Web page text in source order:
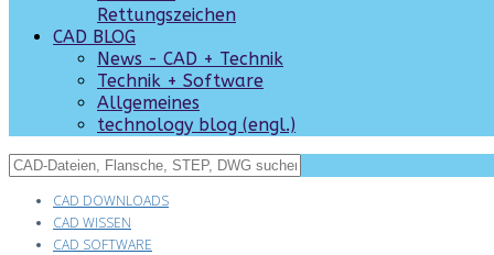
Rettungszeichen
CAD BLOG
News - CAD + Technik
Technik + Software
Allgemeines
technology blog (engl.)
CAD DOWNLOADS
CAD WISSEN
CAD SOFTWARE